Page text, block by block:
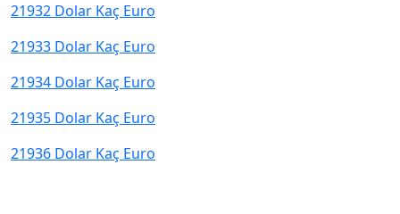
21932 Dolar Kaç Euro
21933 Dolar Kaç Euro
21934 Dolar Kaç Euro
21935 Dolar Kaç Euro
21936 Dolar Kaç Euro